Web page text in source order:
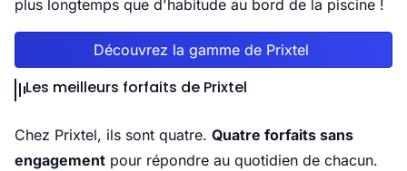
plus longtemps que d'habitude au bord de la piscine !
Découvrez la gamme de Prixtel
Les meilleurs forfaits de Prixtel
Chez Prixtel, ils sont quatre. Quatre forfaits sans
engagement pour répondre au quotidien de chacun.